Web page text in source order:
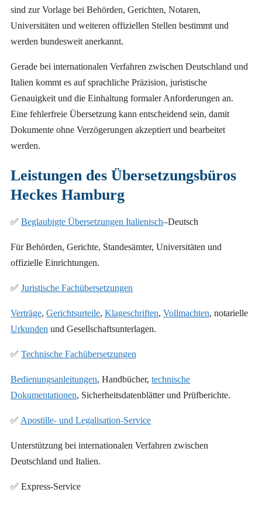
sind zur Vorlage bei Behörden, Gerichten, Notaren,
Universitäten und weiteren offiziellen Stellen bestimmt und
werden bundesweit anerkannt.
Gerade bei internationalen Verfahren zwischen Deutschland und
Italien kommt es auf sprachliche Präzision, juristische
Genauigkeit und die Einhaltung formaler Anforderungen an.
Eine fehlerfreie Übersetzung kann entscheidend sein, damit
Dokumente ohne Verzögerungen akzeptiert und bearbeitet
werden.
Leistungen des Übersetzungsbüros
Heckes Hamburg
✅ Beglaubigte Übersetzungen Italienisch–Deutsch
Für Behörden, Gerichte, Standesämter, Universitäten und
offizielle Einrichtungen.
✅ Juristische Fachübersetzungen
Verträge, Gerichtsurteile, Klageschriften, Vollmachten, notarielle
Urkunden und Gesellschaftsunterlagen.
✅ Technische Fachübersetzungen
Bedienungsanleitungen, Handbücher, technische
Dokumentationen, Sicherheitsdatenblätter und Prüfberichte.
✅ Apostille- und Legalisation-Service
Unterstützung bei internationalen Verfahren zwischen
Deutschland und Italien.
✅ Express-Service